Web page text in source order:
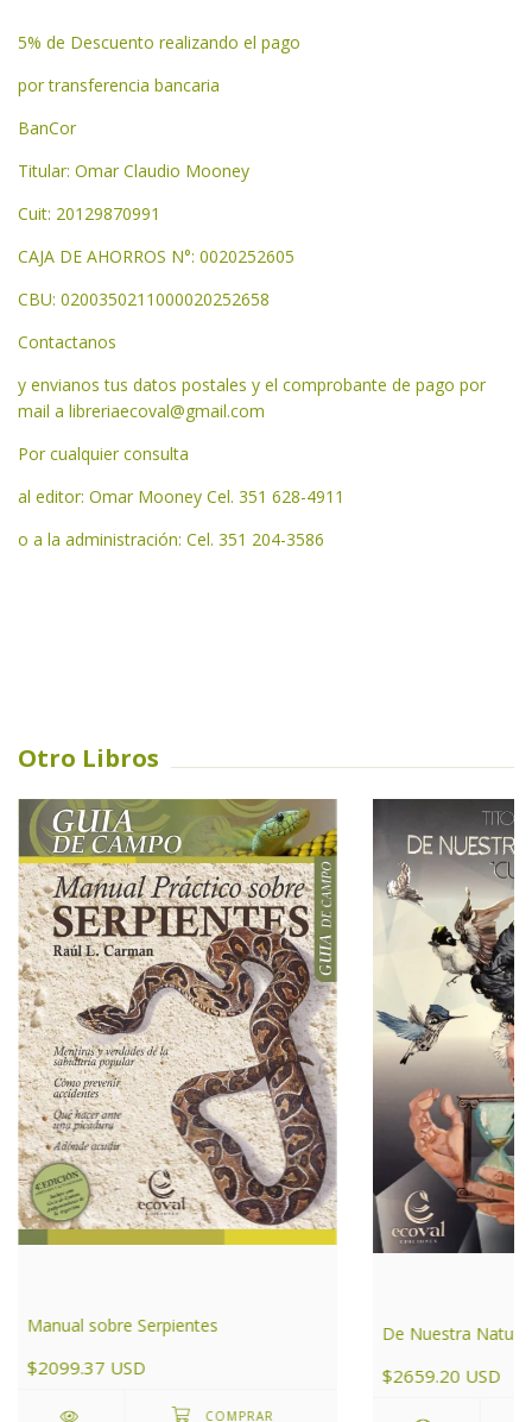
5% de Descuento realizando el pago
por transferencia bancaria
BanCor
Titular: Omar Claudio Mooney
Cuit: 20129870991
CAJA DE AHORROS N°: 0020252605
CBU: 0200350211000020252658
Contactanos
y envianos tus datos postales y el comprobante de pago por
mail a libreriaecoval@gmail.com
Por cualquier consulta
al editor: Omar Mooney Cel. 351 628-4911
o a la administración: Cel. 351 204-3586
Otro Libros
Manual sobre Serpientes
$2099.37 USD
De Nuestra
$2659.20 USD